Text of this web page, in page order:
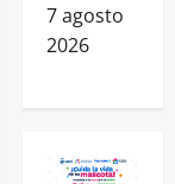
7 agosto
2026